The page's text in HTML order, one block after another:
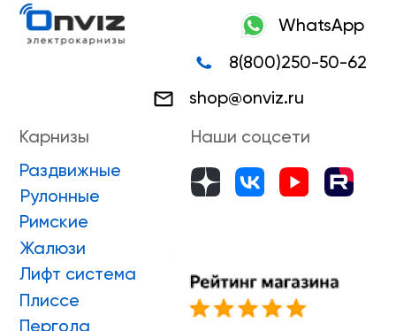
Адрес производства г. Киров, Ярославская 32
ИП Боровской Сергей Владимирович
Положение о проведении конкурса
Зип-системы
ONVIZ 2025 #БУДУЩЕЕ НАСТУПИЛО